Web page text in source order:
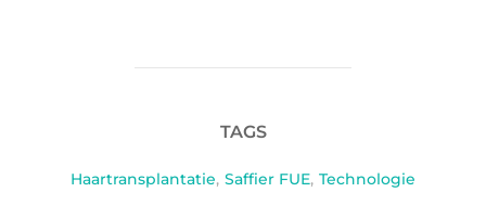
TAGS
Haartransplantatie, Saffier FUE, Technologie